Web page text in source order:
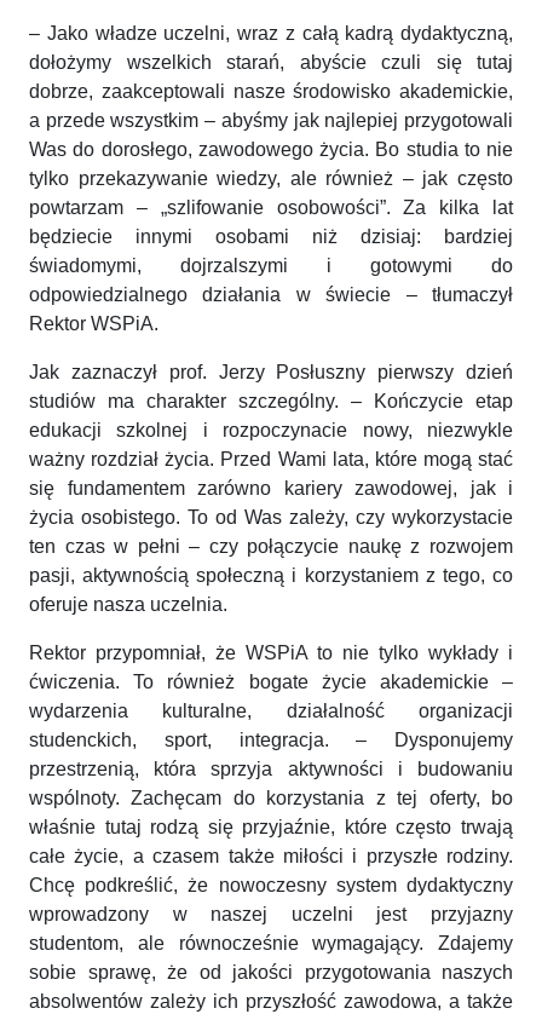
– Jako władze uczelni, wraz z całą kadrą dydaktyczną,
dołożymy wszelkich starań, abyście czuli się tutaj
dobrze, zaakceptowali nasze środowisko akademickie,
a przede wszystkim – abyśmy jak najlepiej przygotowali
Was do dorosłego, zawodowego życia. Bo studia to nie
tylko przekazywanie wiedzy, ale również – jak często
powtarzam – „szlifowanie osobowości”. Za kilka lat
będziecie innymi osobami niż dzisiaj: bardziej
świadomymi, dojrzalszymi i gotowymi do
odpowiedzialnego działania w świecie – tłumaczył
Rektor WSPiA.
Jak zaznaczył prof. Jerzy Posłuszny pierwszy dzień
studiów ma charakter szczególny. – Kończycie etap
edukacji szkolnej i rozpoczynacie nowy, niezwykle
ważny rozdział życia. Przed Wami lata, które mogą stać
się fundamentem zarówno kariery zawodowej, jak i
życia osobistego. To od Was zależy, czy wykorzystacie
ten czas w pełni – czy połączycie naukę z rozwojem
pasji, aktywnością społeczną i korzystaniem z tego, co
oferuje nasza uczelnia.
Rektor przypomniał, że WSPiA to nie tylko wykłady i
ćwiczenia. To również bogate życie akademickie –
wydarzenia kulturalne, działalność organizacji
studenckich, sport, integracja. – Dysponujemy
przestrzenią, która sprzyja aktywności i budowaniu
wspólnoty. Zachęcam do korzystania z tej oferty, bo
właśnie tutaj rodzą się przyjaźnie, które często trwają
całe życie, a czasem także miłości i przyszłe rodziny.
Chcę podkreślić, że nowoczesny system dydaktyczny
wprowadzony w naszej uczelni jest przyjazny
studentom, ale równocześnie wymagający. Zdajemy
sobie sprawę, że od jakości przygotowania naszych
absolwentów zależy ich przyszłość zawodowa, a także